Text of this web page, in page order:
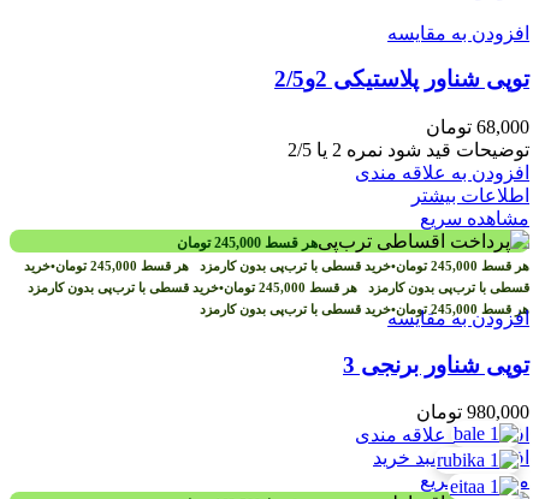
افزودن به مقایسه
توپی شناور پلاستیکی 2و2/5
68,000 تومان
توضیحات قید شود نمره 2 یا 2/5
افزودن به علاقه مندی
اطلاعات بیشتر
مشاهده سریع
هر قسط 245,000 تومان
هر قسط 245,000 تومان•خرید قسطی با ترب‌پی بدون کارمزد هر قسط 245,000 تومان•خرید
قسطی با ترب‌پی بدون کارمزد هر قسط 245,000 تومان•خرید قسطی با ترب‌پی بدون کارمزد
هر قسط 245,000 تومان•خرید قسطی با ترب‌پی بدون کارمزدافزودن به مقایسه
توپی شناور برنجی 3
980,000 تومان
افزودن به علاقه مندی
افزودن به سبد خرید
مشاهده سریع